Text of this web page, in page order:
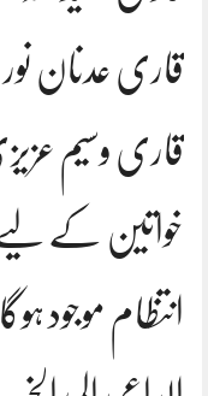
قاری عدنان نور
قاری وسیم
خواتین کے
انتظام موجود ہوگا